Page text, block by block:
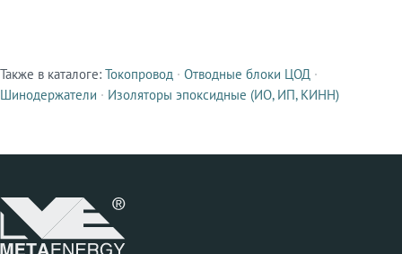
Смежные продукты
Также в каталоге: Токопровод · Отводные блоки ЦОД ·
Шинодержатели · Изоляторы эпоксидные (ИО, ИП, КИНН)